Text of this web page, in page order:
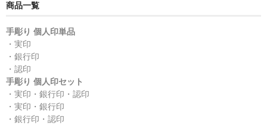
商品一覧
手彫り 個人印単品
・実印
・銀行印
・認印
手彫り 個人印セット
・実印・銀行印・認印
・実印・銀行印
・銀行印・認印